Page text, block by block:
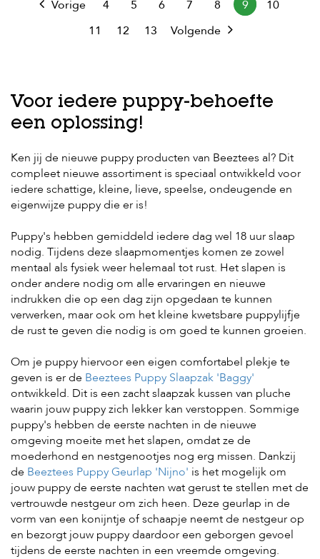
Vorige 4 5 6 7 8 9
10
11
12 13 Volgende
Voor iedere puppy-behoefte
een oplossing!
Ken jij de nieuwe puppy producten van Beeztees al? Dit
compleet nieuwe assortiment is speciaal ontwikkeld voor
iedere schattige, kleine, lieve, speelse, ondeugende en
eigenwijze puppy die er is!
Puppy's hebben gemiddeld iedere dag wel 18 uur slaap
nodig. Tijdens deze slaapmomentjes komen ze zowel
mentaal als fysiek weer helemaal tot rust. Het slapen is
onder andere nodig om alle ervaringen en nieuwe
indrukken die op een dag zijn opgedaan te kunnen
verwerken, maar ook om het kleine kwetsbare puppylijfje
de rust te geven die nodig is om goed te kunnen groeien.
Om je puppy hiervoor een eigen comfortabel plekje te
geven is er de Beeztees Puppy Slaapzak 'Baggy'
ontwikkeld. Dit is een zacht slaapzak kussen van pluche
waarin jouw puppy zich lekker kan verstoppen. Sommige
puppy's hebben de eerste nachten in de nieuwe
omgeving moeite met het slapen, omdat ze de
moederhond en nestgenootjes nog erg missen. Dankzij
de Beeztees Puppy Geurlap 'Nijno' is het mogelijk om
jouw puppy de eerste nachten wat gerust te stellen met de
vertrouwde nestgeur om zich heen. Deze geurlap in de
vorm van een konijntje of schaapje neemt de nestgeur op
en bezorgt jouw puppy daardoor een geborgen gevoel
tijdens de eerste nachten in een vreemde omgeving.